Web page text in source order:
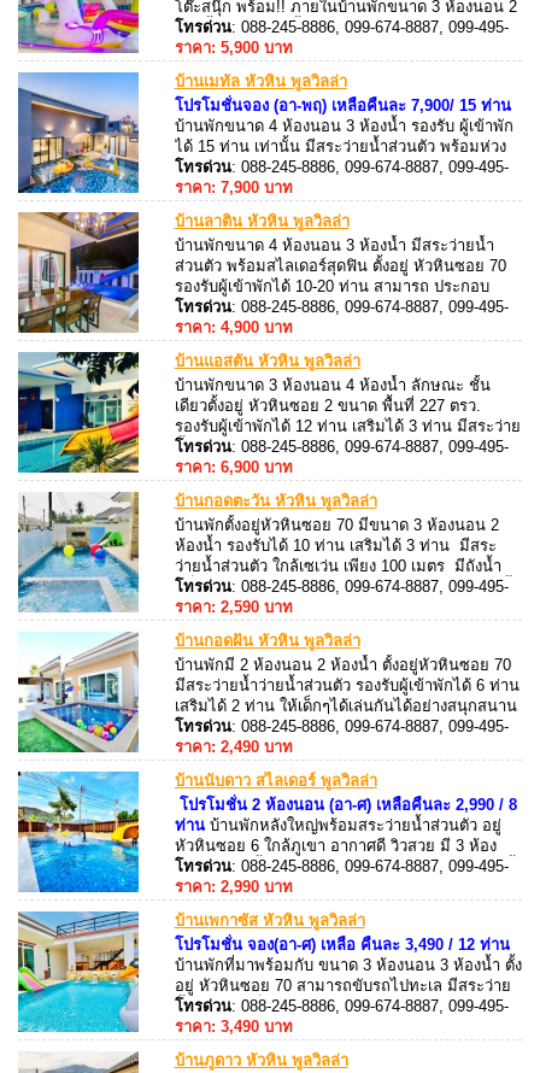
โต๊ะสนุ๊ก พร้อม!! ภายในบ้านพักขนาด 3 ห้องนอน 2
ห้องน้ำ มีสระว่ายน้ำส่วนตัว พร้อมห่วงยางแฟนซี มี
โต๊ะทานอาหาร ตั้งอยู่ใกล้สระว่ายน้ำ สามารถ
โทรด่วน: 088-245-8886, 099-674-8887, 099-495-
8887, 088-245-8887
ราคา: 5,900 บาท
บ้านเมทัล หัวหิน พูลวิลล่า
โปรโมชั่นจอง (อา-พฤ) เหลือคืนละ 7,900/ 15 ท่าน
บ้านพักขนาด 4 ห้องนอน 3 ห้องน้ำ รองรับ ผู้เข้าพัก
ได้ 15 ท่าน เท่านั้น มีสระว่ายน้ำส่วนตัว พร้อมห่วง
ยางแฟนซี สามารถ ประกอบอาหารได้พร้อมบริการ
ตั้งอยู่ หัวหินซอย 112
โทรด่วน: 088-245-8886, 099-674-8887, 099-495-
8887, 088-245-8887
ราคา: 7,900 บาท
บ้านลาติน หัวหิน พูลวิลล่า
บ้านพักขนาด 4 ห้องนอน 3 ห้องน้ำ มีสระว่ายน้ำ
ส่วนตัว พร้อมสไลเดอร์สุดฟิน ตั้งอยู่ หัวหินซอย 70
รองรับผู้เข้าพักได้ 10-20 ท่าน สามารถ ประกอบ
อาหารได้ อุปกรณ์ครัวครบ
โทรด่วน: 088-245-8886, 099-674-8887, 099-495-
8887, 088-245-8887
ราคา: 4,900 บาท
บ้านแอสตัน หัวหิน พูลวิลล่า
บ้านพักขนาด 3 ห้องนอน 4 ห้องน้ำ ลักษณะ ชั้น
เดียวตั้งอยู่ หัวหินซอย 2 ขนาด พื้นที่ 227 ตรว.
รองรับผู้เข้าพักได้ 12 ท่าน เสริมได้ 3 ท่าน มีสระว่าย
น้ำส่วนตัว พร้อมห่วงยางแฟนซี สามารถประกอบ
อาหารได้ อุปกรณ์ครัวครบ มีเตาปิ้งย่าง พร้อมบริการ
โทรด่วน: 088-245-8886, 099-674-8887, 099-495-
8887, 088-245-8887
ราคา: 6,900 บาท
บ้านกอดตะวัน หัวหิน พูลวิลล่า
บ้านพักตั้งอยู่หัวหินซอย 70 มีขนาด 3 ห้องนอน 2
ห้องน้ำ รองรับได้ 10 ท่าน เสริมได้ 3 ท่าน มีสระ
ว่ายน้ำส่วนตัว ใกล้เซเว่น เพียง 100 เมตร มีถังน้ำ
แข็งขนาด 80 ลิตร อุปกรณ์ครัวครบ ทำอาหารได้ ปิ้ง
ย่างได้
โทรด่วน: 088-245-8886, 099-674-8887, 099-495-
8887, 088-245-8887
ราคา: 2,590 บาท
บ้านกอดฝัน หัวหิน พูลวิลล่า
บ้านพักมี 2 ห้องนอน 2 ห้องน้ำ ตั้งอยู่หัวหินซอย 70
มีสระว่ายน้ำว่ายน้ำส่วนตัว รองรับผู้เข้าพักได้ 6 ท่าน
เสริมได้ 2 ท่าน ให้เด็กๆได้เล่นกันได้อย่างสนุกสนาน
อีกด้วย มีคาราโอเกะ (Andriod Box) + ไฟเธค
โทรด่วน: 088-245-8886, 099-674-8887, 099-495-
8887, 088-245-8887
ราคา: 2,490 บาท
บ้านนับดาว สไลเดอร์ พูลวิลล่า
โปรโมชั่น 2 ห้องนอน (อา-ศ) เหลือคืนละ 2,990 / 8
ท่าน บ้านพักหลังใหญ่พร้อมสระว่ายน้ำส่วนตัว อยู่
หัวหินซอย 6 ใกล้ภูเขา อากาศดี วิวสวย มี 3 ห้อง
นอน 3 ห้องน้ำ พิเศษดาดฟ้าวิวสวยสามารถจัดปาร์ตี้
และกางเต้นท์ได้ รองรับผู้เข้าพักได้ 12 ท่าน เสริม 3
โทรด่วน: 088-245-8886, 099-674-8887, 099-495-
8887, 088-245-8887
ราคา: 2,990 บาท
บ้านเพกาซัส หัวหิน พูลวิลล่า
โปรโมชั่น จอง(อา-ศ) เหลือ คืนละ 3,490 / 12 ท่าน
บ้านพักที่มาพร้อมกับ ขนาด 3 ห้องนอน 3 ห้องน้ำ ตั้ง
อยู่ หัวหินซอย 70 สามารถขับรถไปทะเล มีสระว่าย
น้ำรวมสระเด็ก คาราโอเกะ ไฟเธค โต๊ะสนุ๊ก
สามารถประกอบอาหารได้ อุปกรณ์ครัว ครบ มีเตา
โทรด่วน: 088-245-8886, 099-674-8887, 099-495-
8887, 088-245-8887
ราคา: 3,490 บาท
บ้านภูดาว หัวหิน พูลวิลล่า